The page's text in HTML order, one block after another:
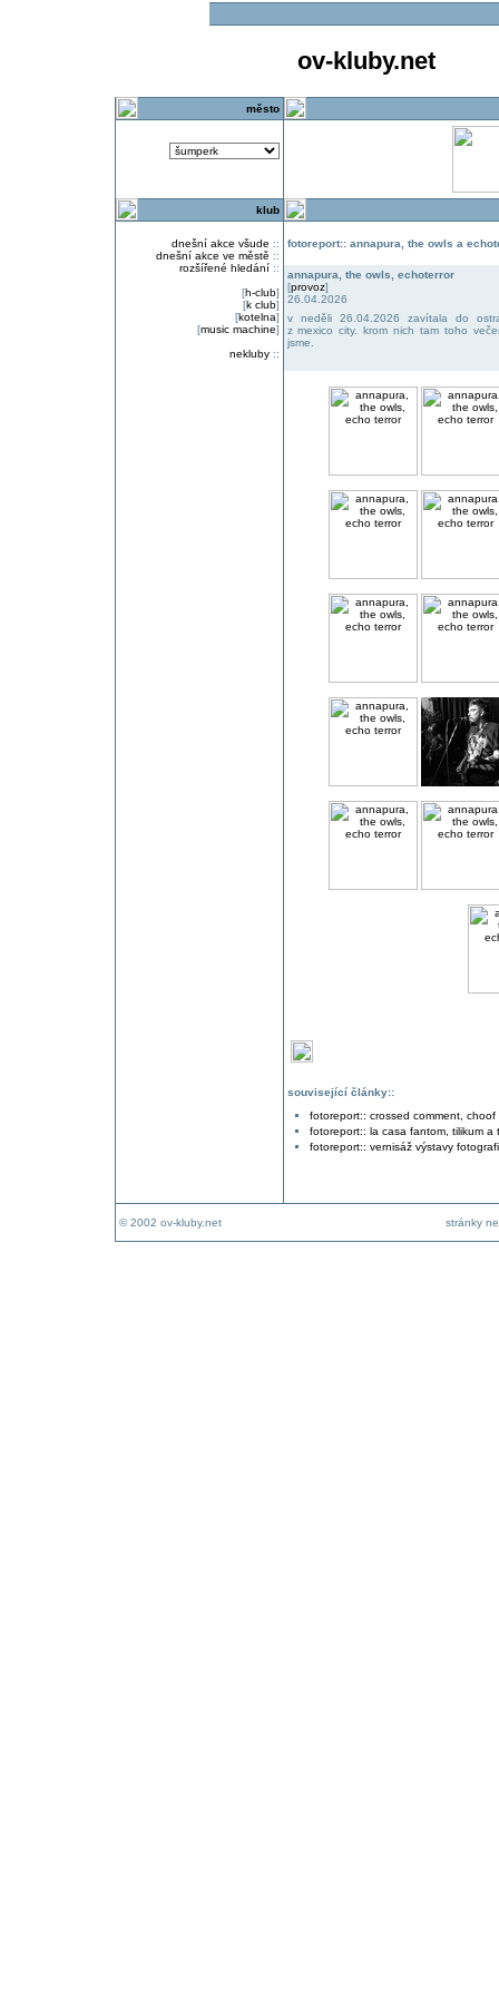
ov-kluby.net
město
klub
dnešní akce všude ::
dnešní akce ve městě ::
rozšířené hledání::
[h-club]
[k club]
[kotelna]
[music machine]
nekluby::
fotoreport:: annapura, the owls a
annapura, the owls, echoterror
[provoz]
26.04.2026
v neděli 26.04.2026 zavítala do
z mexico city. krom nich tam toho
jsme.
související články::
fotoreport:: crossed comment,
fotoreport:: la casa fantom, tilikum a
fotoreport:: vernisáž výstavy
© 2002 ov-kluby.net stránky